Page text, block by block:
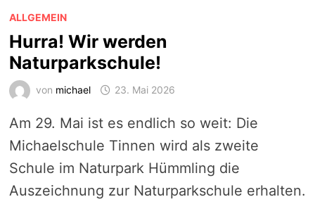
ALLGEMEIN
Hurra! Wir werden
Naturparkschule!
von michael 23. Mai 2026
Am 29. Mai ist es endlich so weit: Die
Michaelschule Tinnen wird als zweite
Schule im Naturpark Hümmling die
Auszeichnung zur Naturparkschule erhalten.